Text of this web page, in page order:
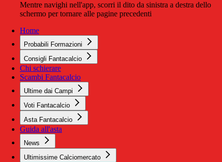
Mentre navighi nell'app, scorri il dito da sinistra a destra dello
schermo per tornare alle pagine precedenti
Home
Probabili Formazioni
Consigli Fantacalcio
Chi schierare
Scambi Fantacalcio
Ultime dai Campi
Voti Fantacalcio
Asta Fantacalcio
Guida all'asta
News
Ultimissime Calciomercato